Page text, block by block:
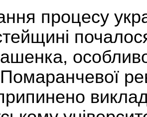
процесу